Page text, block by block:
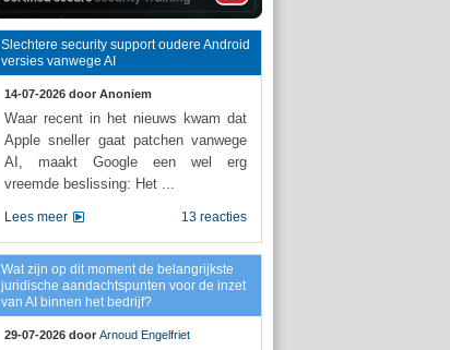
Slechtere security support oudere Android
versies vanwege AI
14-07-2026 door Anoniem
Waar recent in het nieuws kwam dat
Apple sneller gaat patchen vanwege
AI, maakt Google een wel erg
vreemde beslissing: Het ...
13 reacties
Lees meer
Wat zijn op dit moment de belangrijkste
juridische aandachtspunten voor de inzet
van AI binnen het bedrijf?
29-07-2026 door Arnoud Engelfriet